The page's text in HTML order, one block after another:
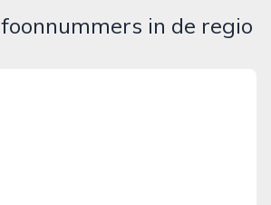
in de regio